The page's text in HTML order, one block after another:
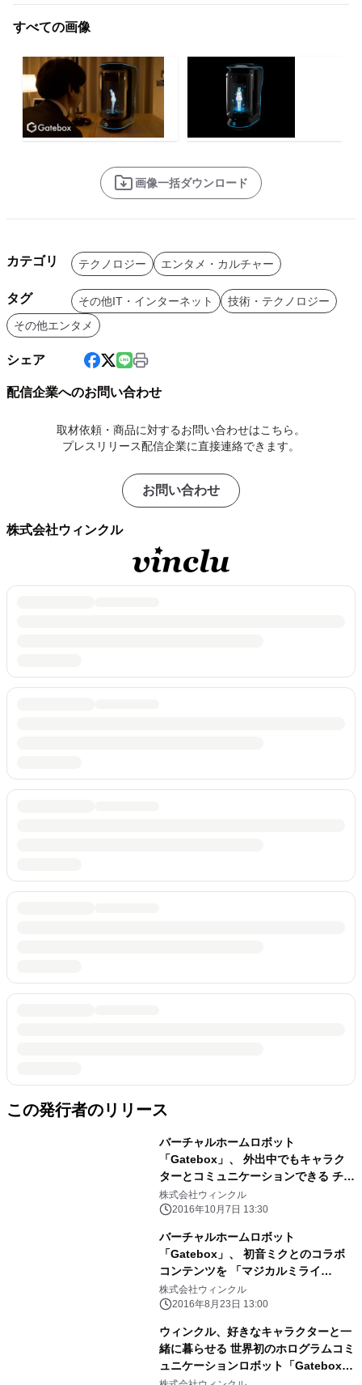
すべての画像
画像一括ダウンロード
カテゴリ テクノロジー エンタメ・カルチャー
タグ その他IT・インターネット
技術・テクノロジー
その他エンタメ
シェア
配信企業へのお問い合わせ
取材依頼・商品に対するお問い合わせはこちら。
プレスリリース配信企業に直接連絡できます。
お問い合わせ
株式会社ウィンクル
この発行者のリリース
バーチャルホームロボット
「Gatebox」、 外出中でもキャラク
ターとコミュニケーションできる チャ
ットアプリのコンセプトムービーを公
開
株式会社ウィンクル
2016年10月7日 13:30
バーチャルホームロボット
「Gatebox」、 初音ミクとのコラボ
コンテンツを 「マジカルミライ
2016」で限定公開
株式会社ウィンクル
2016年8月23日 13:00
ウィンクル、好きなキャラクターと一
緒に暮らせる 世界初のホログラムコミ
ュニケーションロボット「Gatebox」